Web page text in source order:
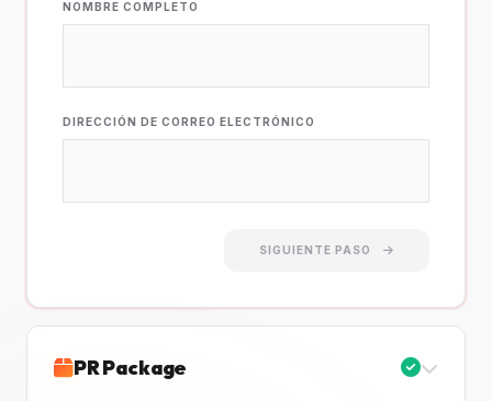
NOMBRE COMPLETO
DIRECCIÓN DE CORREO ELECTRÓNICO
SIGUIENTE PASO
PR Package